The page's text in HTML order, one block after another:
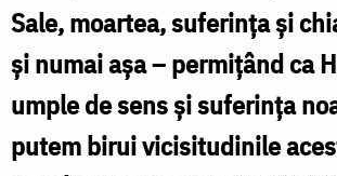
Sale, moartea, suferința și
și numai așa – permițând ca
umple de sens și suferința
putem birui vicisitudinile